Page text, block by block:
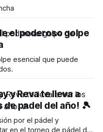
el poderoso golpe
esencial que puede
y Reva te lleva a
padel del año! 🎾
por el pádel y
en el torneo de pádel del